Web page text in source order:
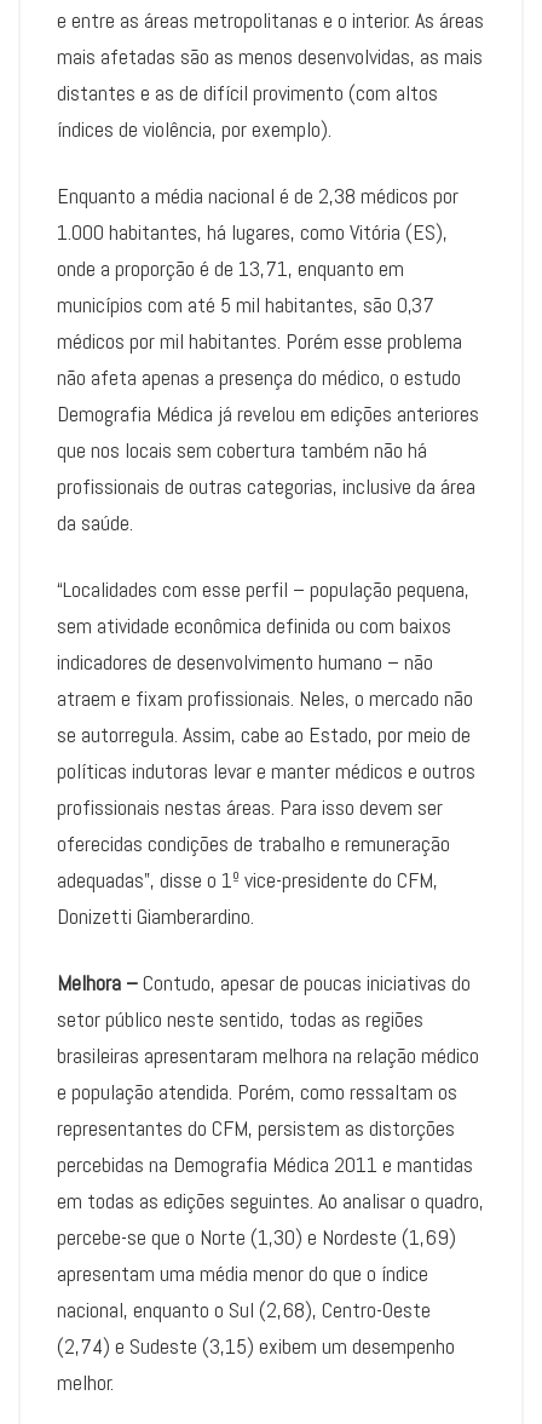
e entre as áreas metropolitanas e o interior. As áreas
mais afetadas são as menos desenvolvidas, as mais
distantes e as de difícil provimento (com altos
índices de violência, por exemplo).
Enquanto a média nacional é de 2,38 médicos por
1.000 habitantes, há lugares, como Vitória (ES),
onde a proporção é de 13,71, enquanto em
municípios com até 5 mil habitantes, são 0,37
médicos por mil habitantes. Porém esse problema
não afeta apenas a presença do médico, o estudo
Demografia Médica já revelou em edições anteriores
que nos locais sem cobertura também não há
profissionais de outras categorias, inclusive da área
da saúde.
“Localidades com esse perfil – população pequena,
sem atividade econômica definida ou com baixos
indicadores de desenvolvimento humano – não
atraem e fixam profissionais. Neles, o mercado não
se autorregula. Assim, cabe ao Estado, por meio de
políticas indutoras levar e manter médicos e outros
profissionais nestas áreas. Para isso devem ser
oferecidas condições de trabalho e remuneração
adequadas”, disse o 1º vice-presidente do CFM,
Donizetti Giamberardino.
Melhora –Contudo, apesar de poucas iniciativas do
setor público neste sentido, todas as regiões
brasileiras apresentaram melhora na relação médico
e população atendida. Porém, como ressaltam os
representantes do CFM, persistem as distorções
percebidas na Demografia Médica 2011 e mantidas
em todas as edições seguintes. Ao analisar o quadro,
percebe-se que o Norte (1,30) e Nordeste (1,69)
apresentam uma média menor do que o índice
nacional, enquanto o Sul (2,68), Centro-Oeste
(2,74) e Sudeste (3,15) exibem um desempenho
melhor.